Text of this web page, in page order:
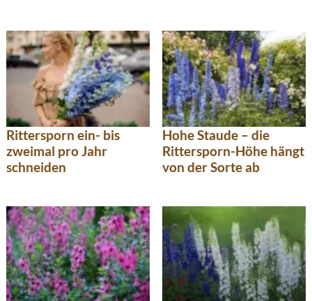
Rittersporn ein- bis
zweimal pro Jahr
schneiden
Hohe Staude – die
Rittersporn-Höhe hängt
von der Sorte ab